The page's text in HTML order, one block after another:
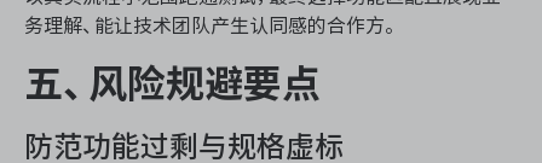
务理解、能让技术团队产生认同感的合作方。
五、风险规避要点
防范功能过剩与规格虚标